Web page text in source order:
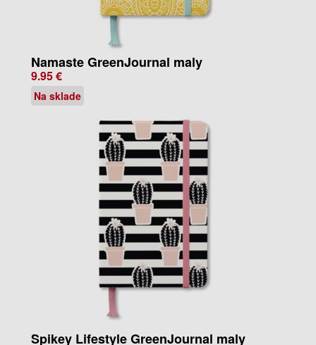
Namaste GreenJournal maly
9.95 €
Na sklade
Spikey Lifestyle GreenJournal maly